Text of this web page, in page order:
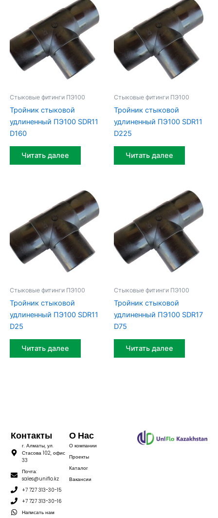
Стыковые фитинги ПЭ100
Тройник стыковой
удлиненный ПЭ100 SDR11
D160
Читать далее
Стыковые фитинги ПЭ100
Тройник стыковой
удлиненный ПЭ100 SDR11
D225
Читать далее
Стыковые фитинги ПЭ100
Тройник стыковой
удлиненный ПЭ100 SDR11
D25
Читать далее
Стыковые фитинги ПЭ100
Тройник стыковой
удлиненный ПЭ100 SDR17
D75
Читать далее
О Нас
О компании
Проекты
Каталог
Вакансии
Контакты
г. Алматы, ул.
Стасова 102, офис
33
Почта:
sales@uniflo.kz
+7 727 313-30-15
+7 727 313-30-16
Написать нам